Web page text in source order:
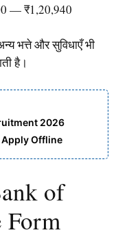
— ₹1,20,940
भत्ते और सुविधाएँ भी
है।
2026
Offline
of
Form